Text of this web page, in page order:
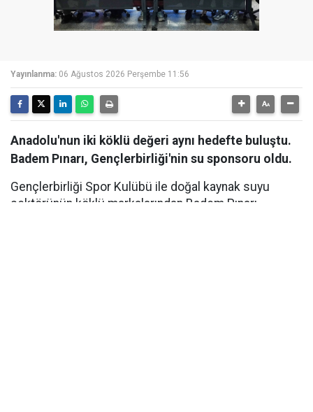
Yayınlanma: 06 Ağustos 2026 Perşembe 11:56
Anadolu'nun iki köklü değeri aynı hedefte buluştu.
Badem Pınarı, Gençlerbirliği'nin su sponsoru oldu.
Gençlerbirliği Spor Kulübü ile doğal kaynak suyu
sektörünün köklü markalarından Badem Pınarı